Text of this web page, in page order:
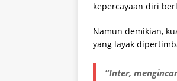
kepercayaan diri
Namun demikian,
yang layak
“Inter,